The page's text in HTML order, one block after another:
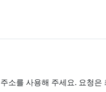
소를 사용해 주세요. 요청은